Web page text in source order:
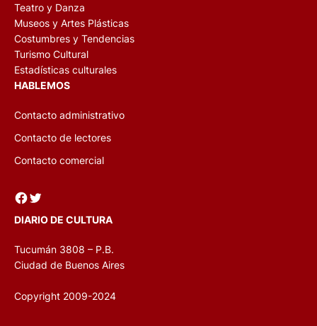
Teatro y Danza
Museos y Artes Plásticas
Costumbres y Tendencias
Turismo Cultural
Estadísticas culturales
HABLEMOS
Contacto administrativo
Contacto de lectores
Contacto comercial
Facebook Twitter
DIARIO DE CULTURA
Tucumán 3808 – P.B.
Ciudad de Buenos Aires
Copyright 2009-2024